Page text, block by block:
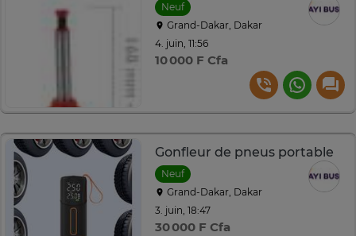
Neuf
Grand-Dakar, Dakar
4. juin, 11:56
10 000 F Cfa
Gonfleur de pneus portable
Neuf
Grand-Dakar, Dakar
3. juin, 18:47
30 000 F Cfa